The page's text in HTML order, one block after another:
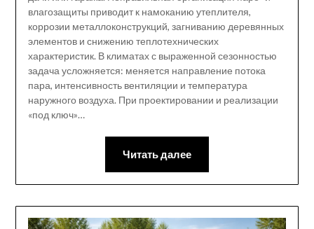
влагозащиты приводит к намоканию утеплителя,
коррозии металлоконструкций, загниванию деревянных
элементов и снижению теплотехнических
характеристик. В климатах с выраженной сезонностью
задача усложняется: меняется направление потока
пара, интенсивность вентиляции и температура
наружного воздуха. При проектировании и реализации
«под ключ»…
Читать далее